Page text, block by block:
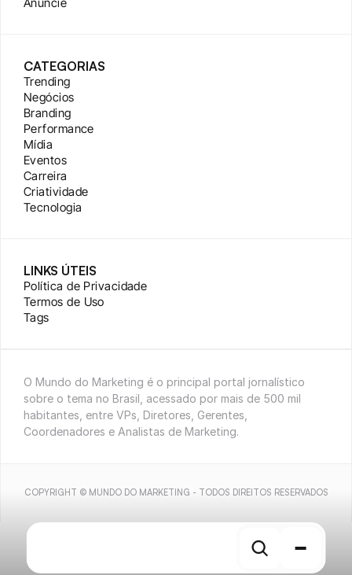
CATEGORIAS
Trending
Negócios
Branding
Performance
Mídia
Eventos
Carreira
Criatividade
Tecnologia
LINKS ÚTEIS
Política de Privacidade
Termos de Uso
Tags
O Mundo do Marketing é o principal portal jornalístico
sobre o tema no Brasil, acessado por mais de 500 mil
habitantes, entre VPs, Diretores, Gerentes,
Coordenadores e Analistas de Marketing.
COPYRIGHT © MUNDO DO MARKETING - TODOS DIREITOS RESERVADOS